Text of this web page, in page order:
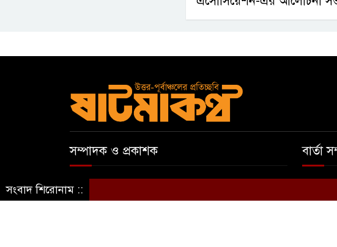
সম্পাদক ও প্রকাশক
আবুল কাসেম
বার্তা
সংবাদ শিরোনাম ::